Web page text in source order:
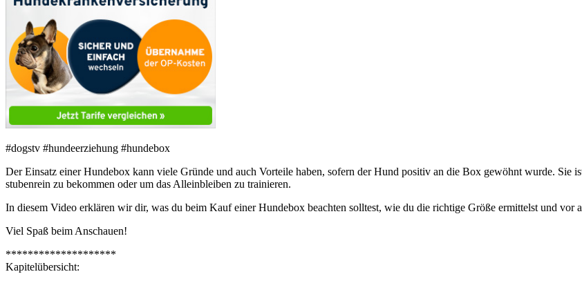
#dogstv #hundeerziehung #hundebox
Der Einsatz einer Hundebox kann viele Gründe und auch Vorteile haben, sofern der Hund positiv an die Box gewöhnt wurde. Sie
stubenrein zu bekommen oder um das Alleinbleiben zu trainieren.
In diesem Video erklären wir dir, was du beim Kauf einer Hundebox beachten solltest, wie du die richtige Größe ermittelst und
Viel Spaß beim Anschauen!
********************
Kapitelübersicht: